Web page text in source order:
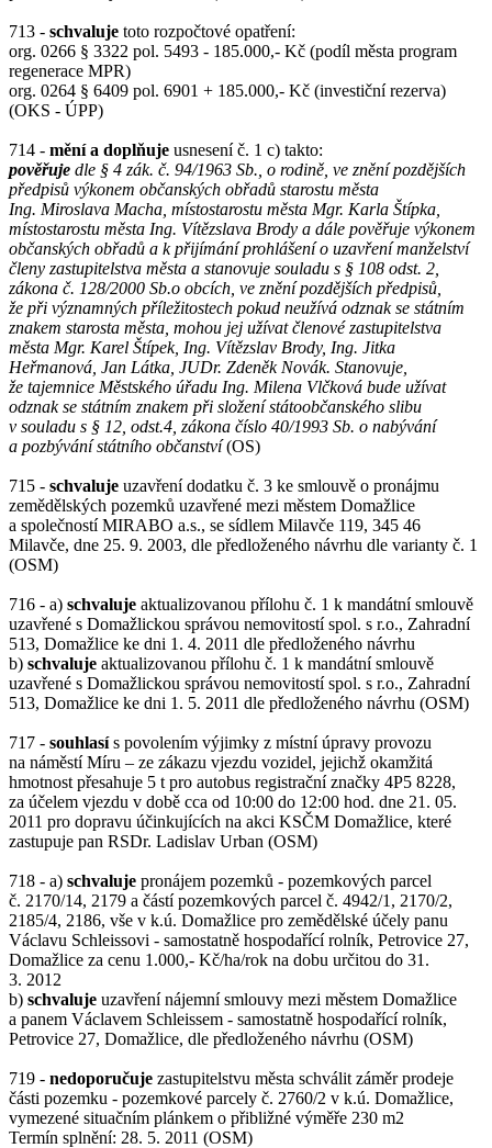
713 - schvaluje toto rozpočtové opatření:
org. 0266 § 3322 pol. 5493 - 185.000,- Kč (podíl města program
regenerace MPR)
org. 0264 § 6409 pol. 6901 + 185.000,- Kč (investiční rezerva)
(OKS - ÚPP)
714 - mění a doplňuje usnesení č. 1 c) takto:
pověřuje dle § 4 zák. č. 94/1963 Sb., o rodině, ve znění pozdějších
předpisů výkonem občanských obřadů starostu města
Ing. Miroslava Macha, místostarostu města Mgr. Karla Štípka,
místostarostu města Ing. Vítězslava Brody a dále pověřuje výkonem
občanských obřadů a k přijímání prohlášení o uzavření manželství
členy zastupitelstva města a stanovuje souladu s § 108 odst. 2,
zákona č. 128/2000 Sb.o obcích, ve znění pozdějších předpisů,
že při významných příležitostech pokud neužívá odznak se státním
znakem starosta města, mohou jej užívat členové zastupitelstva
města Mgr. Karel Štípek, Ing. Vítězslav Brody, Ing. Jitka
Heřmanová, Jan Látka, JUDr. Zdeněk Novák. Stanovuje,
že tajemnice Městského úřadu Ing. Milena Vlčková bude užívat
odznak se státním znakem při složení státoobčanského slibu
v souladu s § 12, odst.4, zákona číslo 40/1993 Sb. o nabývání
a pozbývání státního občanství(OS)
715 - schvaluje uzavření dodatku č. 3 ke smlouvě o pronájmu
zemědělských pozemků uzavřené mezi městem Domažlice
a společností MIRABO a.s., se sídlem Milavče 119, 345 46
Milavče, dne 25. 9. 2003, dle předloženého návrhu dle varianty č. 1
(OSM)
716 - a) schvaluje aktualizovanou přílohu č. 1 k mandátní smlouvě
uzavřené s Domažlickou správou nemovitostí spol. s r.o., Zahradní
513, Domažlice ke dni 1. 4. 2011 dle předloženého návrhu
b) schvaluje aktualizovanou přílohu č. 1 k mandátní smlouvě
uzavřené s Domažlickou správou nemovitostí spol. s r.o., Zahradní
513, Domažlice ke dni 1. 5. 2011 dle předloženého návrhu (OSM)
717 - souhlasís povolením výjimky z místní úpravy provozu
na náměstí Míru – ze zákazu vjezdu vozidel, jejichž okamžitá
hmotnost přesahuje 5 t pro autobus registrační značky 4P5 8228,
za účelem vjezdu v době cca od 10:00 do 12:00 hod. dne 21. 05.
2011 pro dopravu účinkujících na akci KSČM Domažlice, které
zastupuje pan RSDr. Ladislav Urban (OSM)
718 - a) schvaluje pronájem pozemků - pozemkových parcel
č. 2170/14, 2179 a částí pozemkových parcel č. 4942/1, 2170/2,
2185/4, 2186, vše v k.ú. Domažlice pro zemědělské účely panu
Václavu Schleissovi - samostatně hospodařící rolník, Petrovice 27,
Domažlice za cenu 1.000,- Kč/ha/rok na dobu určitou do 31.
3. 2012
b) schvaluje uzavření nájemní smlouvy mezi městem Domažlice
a panem Václavem Schleissem - samostatně hospodařící rolník,
Petrovice 27, Domažlice, dle předloženého návrhu (OSM)
719 - nedoporučuje zastupitelstvu města schválit záměr prodeje
části pozemku - pozemkové parcely č. 2760/2 v k.ú. Domažlice,
vymezené situačním plánkem o přibližné výměře 230 m2
Termín splnění: 28. 5. 2011 (OSM)